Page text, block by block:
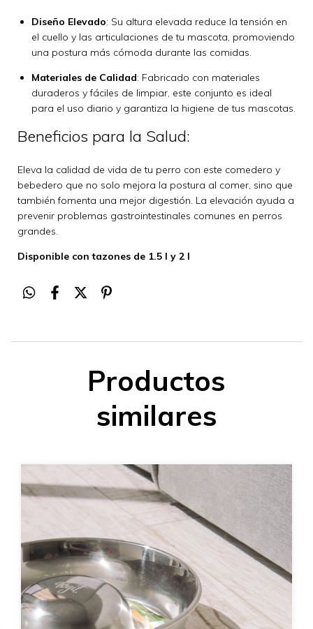
Diseño Elevado: Su altura elevada reduce la tensión en
el cuello y las articulaciones de tu mascota, promoviendo
una postura más cómoda durante las comidas.
Materiales de Calidad: Fabricado con materiales
duraderos y fáciles de limpiar, este conjunto es ideal
para el uso diario y garantiza la higiene de tus mascotas.
Beneficios para la Salud:
Eleva la calidad de vida de tu perro con este comedero y
bebedero que no solo mejora la postura al comer, sino que
también fomenta una mejor digestión. La elevación ayuda a
prevenir problemas gastrointestinales comunes en perros
grandes.
Disponible con tazones de 1.5 l y 2 l
Productos
similares